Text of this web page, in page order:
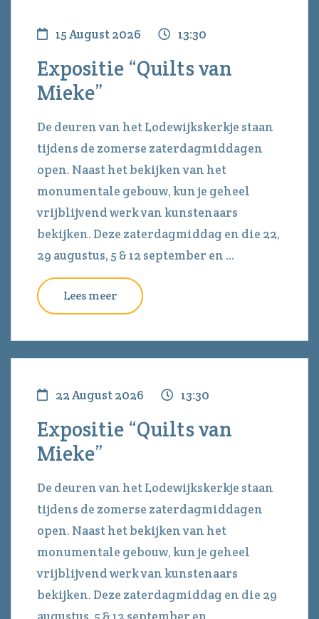
15 August 2026 13:30
Expositie “Quilts van
Mieke”
De deuren van het Lodewijkskerkje staan
tijdens de zomerse zaterdagmiddagen
open. Naast het bekijken van het
monumentale gebouw, kun je geheel
vrijblijvend werk van kunstenaars
bekijken. Deze zaterdagmiddag en die 22,
29 augustus, 5 & 12 september en ...
Lees meer
22 August 2026 13:30
Expositie “Quilts van
Mieke”
De deuren van het Lodewijkskerkje staan
tijdens de zomerse zaterdagmiddagen
open. Naast het bekijken van het
monumentale gebouw, kun je geheel
vrijblijvend werk van kunstenaars
bekijken. Deze zaterdagmiddag en die 29